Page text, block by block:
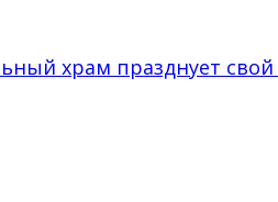
храм празднует